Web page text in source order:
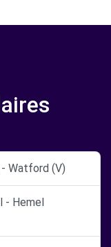
Watford (V)
- Hemel